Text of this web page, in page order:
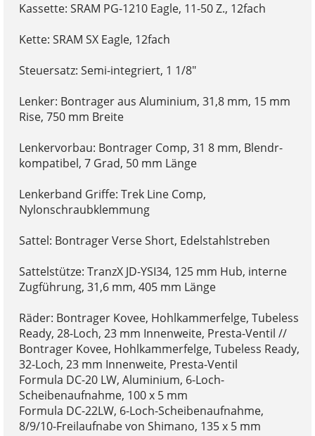
Kassette: SRAM PG-1210 Eagle, 11-50 Z., 12fach
Kette: SRAM SX Eagle, 12fach
Steuersatz: Semi-integriert, 1 1/8"
Lenker: Bontrager aus Aluminium, 31,8 mm, 15 mm
Rise, 750 mm Breite
Lenkervorbau: Bontrager Comp, 31 8 mm, Blendr-
kompatibel, 7 Grad, 50 mm Länge
Lenkerband Griffe: Trek Line Comp,
Nylonschraubklemmung
Sattel: Bontrager Verse Short, Edelstahlstreben
Sattelstütze: TranzX JD-YSI34, 125 mm Hub, interne
Zugführung, 31,6 mm, 405 mm Länge
Räder: Bontrager Kovee, Hohlkammerfelge, Tubeless
Ready, 28-Loch, 23 mm Innenweite, Presta-Ventil //
Bontrager Kovee, Hohlkammerfelge, Tubeless Ready,
32-Loch, 23 mm Innenweite, Presta-Ventil
Formula DC-20 LW, Aluminium, 6-Loch-
Scheibenaufnahme, 100 x 5 mm
Formula DC-22LW, 6-Loch-Scheibenaufnahme,
8/9/10-Freilaufnabe von Shimano, 135 x 5 mm